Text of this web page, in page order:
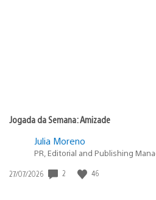
Jogada da Semana: Amizade
Julia Moreno
PR, Editorial and Publishing
Data
27/07/2026 2 46